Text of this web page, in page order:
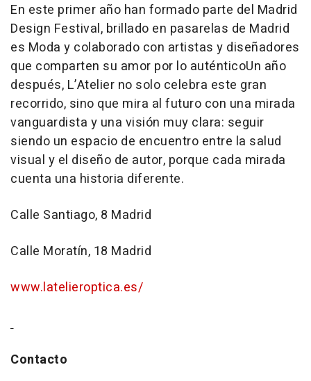
En este primer año han formado parte del Madrid
Design Festival, brillado en pasarelas de Madrid
es Moda y colaborado con artistas y diseñadores
que comparten su amor por lo auténtico​Un año
después, L’Atelier no solo celebra este gran
recorrido, sino que mira al futuro con una mirada
vanguardista y una visión muy clara: seguir
siendo un espacio de encuentro entre la salud
visual y el diseño de autor, porque cada mirada
cuenta una historia diferente.
Calle Santiago, 8 Madrid
Calle Moratín, 18 Madrid
www.latelieroptica.es/
Contacto